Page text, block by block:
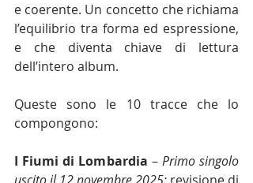
e coerente. Un concetto che richiama
l’equilibrio tra forma ed espressione,
e che diventa chiave di lettura
dell’intero album.
Queste sono le 10 tracce che lo
compongono:
I Fiumi di Lombardia – Primo singolo